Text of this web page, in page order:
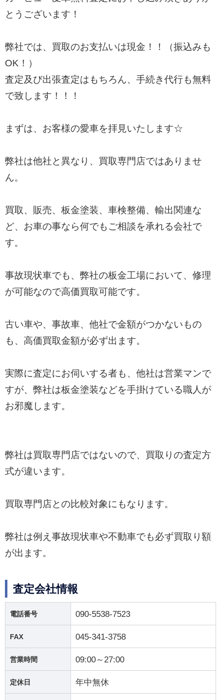
とうございます！
弊社では、買取のお支払いは現金！！（振込みも
OK！）
査定及び出張査定はもちろん、手続き代行も無料
で致します！！！
まずは、お客様の愛車を拝見いたします☆
弊社は他社と異なり、買取専門店ではありませ
ん。
買取、販売、板金塗装、車検整備、輸出関連な
ど、お車の事なら何でもご相談を承れる会社で
す。
事故現状車でも、弊社の板金工場において、修理
が可能なので高価買取可能です。
古い車や、事故車、他社で金額がつかないもの
も、高価買取金額が必ず出ます。
実際に査定にお伺いする者も、他社は営業マンで
すが、弊社は板金塗装などを手掛けている職人が
お邪魔します。
弊社は買取専門店ではないので、買取りの査定方
式が違います。
買取専門店との比較対象にもなります。
弊社は例え事故現状車や不動車でも必ず買取り額
が出ます。
査定会社情報
電話番号 090-5538-7523
FAX 045-341-3758
営業時間 09:00～27:00
定休日 年中無休